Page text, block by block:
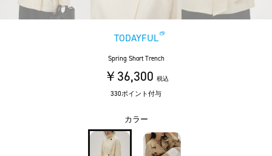
TODAYFUL
Spring Short Trench
￥36,300 税込
330ポイント付与
カラー